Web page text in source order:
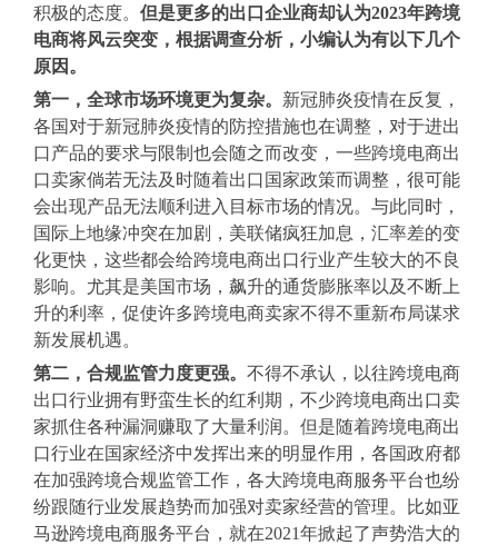
积极的态度。 但是更多的出口企业商却认为2023年跨境
电商将风云突变，根据调查分析，小编认为有以下几个
原因。
第一，全球市场环境更为复杂。 新冠肺炎疫情在反复，
各国对于新冠肺炎疫情的防控措施也在调整，对于进出
口产品的要求与限制也会随之而改变，一些跨境电商出
口卖家倘若无法及时随着出口国家政策而调整，很可能
会出现产品无法顺利进入目标市场的情况。与此同时，
国际上地缘冲突在加剧，美联储疯狂加息，汇率差的变
化更快，这些都会给跨境电商出口行业产生较大的不良
影响。尤其是美国市场，飙升的通货膨胀率以及不断上
升的利率，促使许多跨境电商卖家不得不重新布局谋求
新发展机遇。
第二，合规监管力度更强。 不得不承认，以往跨境电商
出口行业拥有野蛮生长的红利期，不少跨境电商出口卖
家抓住各种漏洞赚取了大量利润。但是随着跨境电商出
口行业在国家经济中发挥出来的明显作用，各国政府都
在加强跨境合规监管工作，各大跨境电商服务平台也纷
纷跟随行业发展趋势而加强对卖家经营的管理。比如亚
马逊跨境电商服务平台，就在2021年掀起了声势浩大的